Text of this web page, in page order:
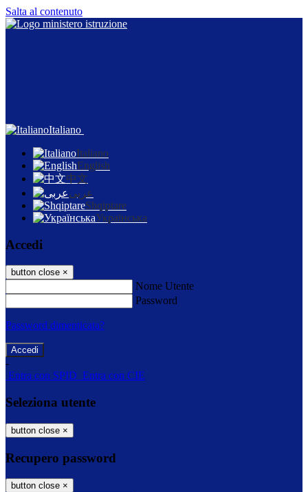
Salta al contenuto
Italiano
Italiano
English
中文
عربى
Shqiptare
Українська
Accedi
button close ×
Nome Utente
Password
Password dimenticata?
-
Entra con SPID Entra con CIE
Seleziona utente
button close ×
Recupero password
button close ×